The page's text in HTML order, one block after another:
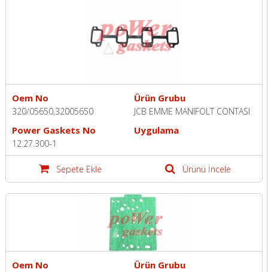
Oem No
320/05650,32005650
Ürün Grubu
JCB EMME MANIFOLT CONTASI
Power Gaskets No
12.27.300-1
Uygulama
Sepete Ekle Ürünü İncele
Oem No Ürün Grubu